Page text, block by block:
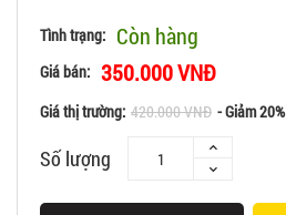
Tình trạng: Còn hàng
Giá bán: 350.000 VNĐ
Giá thị trường: 420.000 VNĐ - Giảm 20%
Số lượng